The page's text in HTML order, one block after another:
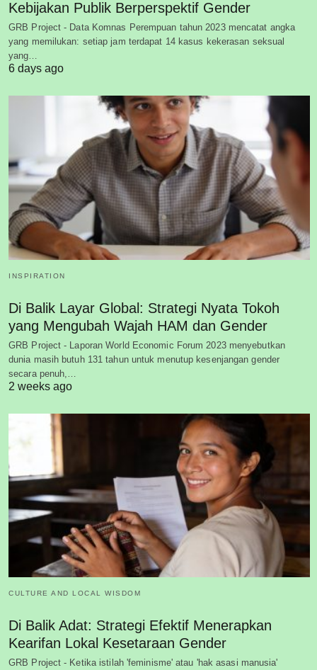
Kebijakan Publik Berperspektif Gender
GRB Project - Data Komnas Perempuan tahun 2023 mencatat angka
yang memilukan: setiap jam terdapat 14 kasus kekerasan seksual
yang…
6 days ago
INSPIRATION
Di Balik Layar Global: Strategi Nyata Tokoh
yang Mengubah Wajah HAM dan Gender
GRB Project - Laporan World Economic Forum 2023 menyebutkan
dunia masih butuh 131 tahun untuk menutup kesenjangan gender
secara penuh,…
2 weeks ago
CULTURE AND LOCAL WISDOM
Di Balik Adat: Strategi Efektif Menerapkan
Kearifan Lokal Kesetaraan Gender
GRB Project - Ketika istilah 'feminisme' atau 'hak asasi manusia'